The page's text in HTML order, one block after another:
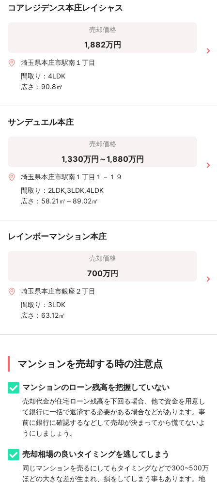
コアレジデンス本庄レイシャス
売却価格
1,882万円
埼玉県本庄市駅南１丁目
間取り： 4LDK
広さ： 90.8㎡
サンデュエル本庄
売却価格
1,330万円～1,880万円
埼玉県本庄市駅南１丁目１－１９
間取り： 2LDK,3LDK,4LDK
広さ： 58.21㎡～89.02㎡
レインボーマンション本庄
売却価格
700万円
埼玉県本庄市銀座２丁目
間取り： 3LDK
広さ： 63.12㎡
マンションを売却する時の注意点
マンションのローン残高を把握していない
売却代金が住宅ローン残高を下回る場合、他で資金を用意し
て銀行に一括で返済する必要がある場合などがあります。事
前に銀行に確認するなどして売却が決まってから慌てないよ
うにしましょう。
売却相場の良いタイミングを逃してしまう
同じマンションを売るにしてもタイミングなどで300~500万
ほどの大きな差が生まれ、損をしてしまう事もあります。地